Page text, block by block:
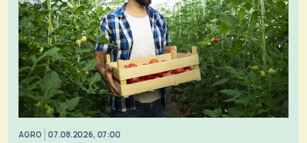
AGRO 07.08.2026, 07:00